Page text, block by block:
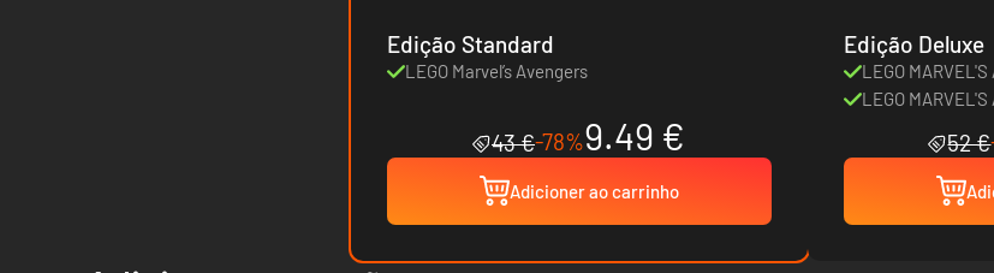
Edição Standard
LEGO Marvel’s Avengers
43 €-78%9.49 €
Adicioner ao carrinho
Edição Deluxe
LEGO
LEGO
52 €